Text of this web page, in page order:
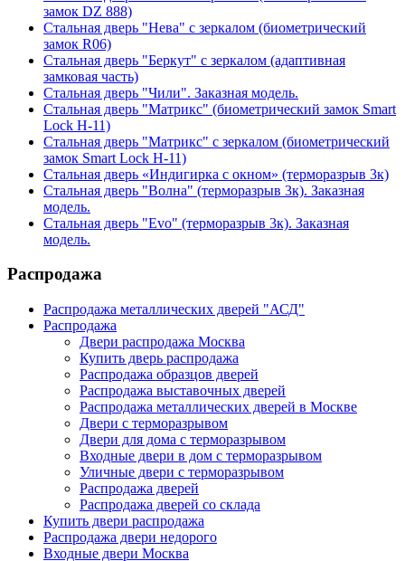
замок DZ 888)
Стальная дверь "Нева" с зеркалом (биометрический
замок R06)
Стальная дверь "Беркут" с зеркалом (адаптивная
замковая часть)
Стальная дверь "Чили". Заказная модель.
Стальная дверь "Матрикс" (биометрический замок Smart
Lock H-11)
Стальная дверь "Матрикс" с зеркалом (биометрический
замок Smart Lock H-11)
Стальная дверь «Индигирка с окном» (терморазрыв 3к)
Стальная дверь "Волна" (терморазрыв 3к). Заказная
модель.
Стальная дверь "Evo" (терморазрыв 3к). Заказная
модель.
Распродажа
Распродажа металлических дверей "АСД"
Распродажа
Двери распродажа Москва
Купить дверь распродажа
Распродажа образцов дверей
Распродажа выставочных дверей
Распродажа металлических дверей в Москве
Двери с терморазрывом
Двери для дома с терморазрывом
Входные двери в дом с терморазрывом
Уличные двери с терморазрывом
Распродажа дверей
Распродажа дверей со склада
Купить двери распродажа
Распродажа двери недорого
Входные двери Москва